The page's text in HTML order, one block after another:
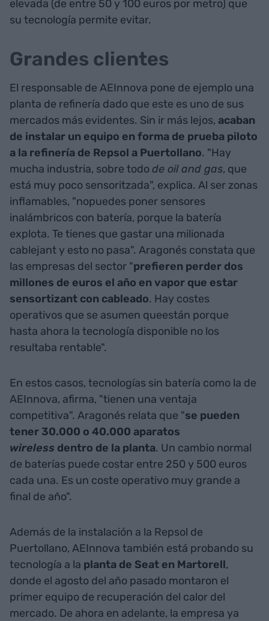
elevada (de entre 50 y 100 euros por metro) que
su tecnología permite evitar.
Grandes clientes
El responsable de AEInnova pone de ejemplo una
planta de refinería dado que este es uno de sus
mercados más evidentes. Sin ir más lejos, acaban
de instalar un equipo en forma de prueba piloto
a la refinería de Repsol a Puertollano. "Hay
mucha industria, sobre todode oil and gas, que
está muy poco sensoritzada", explica. Al ser zonas
inflamables, "nopuedes poner sensores
inalámbricos con batería, porque la batería
explota. Te tienes que gastar una milionada
cablejant y esto no pasa". Aragonés constata que
las empresas del sector "prefieren perder dos
millones de euros el año en vapor que estar
sensortizant con cableado. Hay costes
operativos que se asumen queestán porque
hasta ahora la tecnología disponible no los
resultaba rentable".
En estos casos, tecnologías sin batería como la de
AEInnova, afirma, "tienen una ventaja
competitiva". Aragonés relata que "se pueden
tener 30.000 o 40.000 aparatos
wireless dentro de la planta. Un cambio normal
de baterías puede costar entre 250 y 500 euros
cada una. Es un coste operativo muy grande a
final de año".
Además de la instalación a la Repsol de
Puertollano, AEInnova también está probando su
tecnología a la planta de Seat en Martorell,
donde el agosto del año pasado montaron el
primer equipo de recuperación del calor del
mercado. De ahora en adelante, la empresa ya